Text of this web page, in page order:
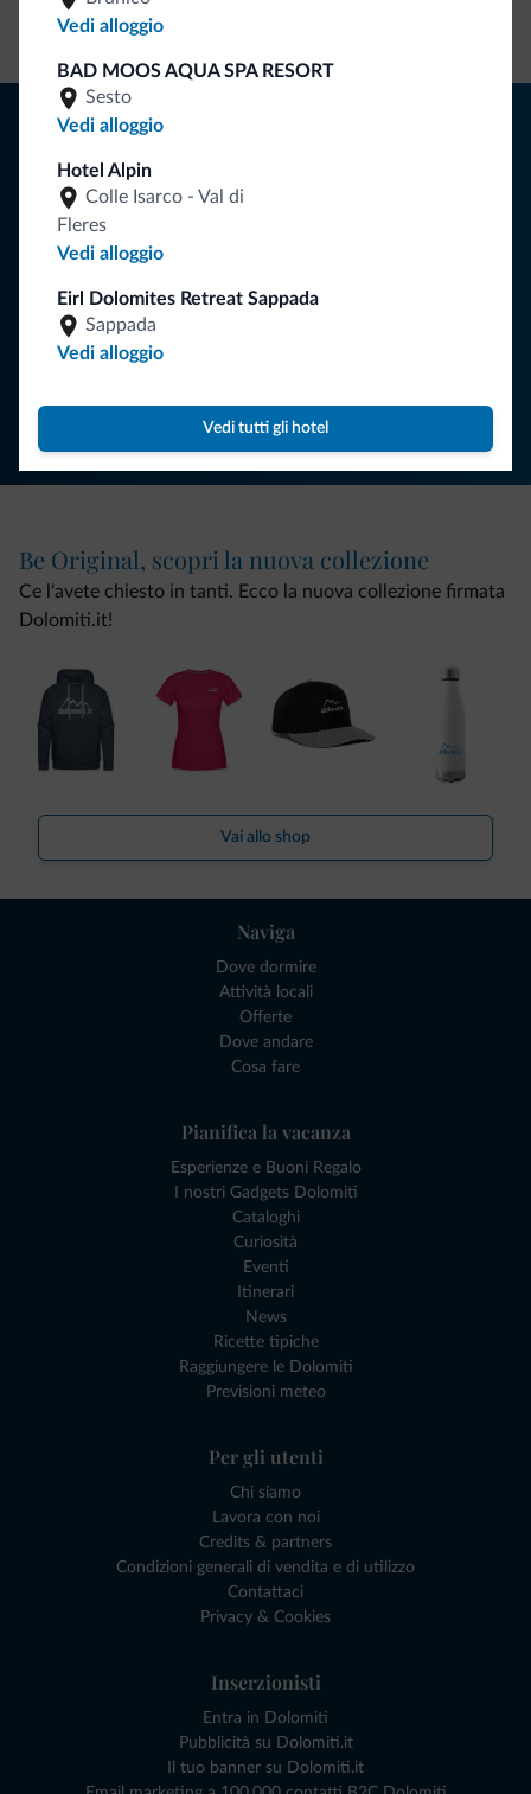
Vedi alloggio
BAD MOOS AQUA SPA RESORT
Sesto
Vedi alloggio
Hotel Alpin
Colle Isarco - Val di
Fleres
Vedi alloggio
Eirl Dolomites Retreat Sappada
Sappada
Vedi alloggio
Vedi tutti gli hotel
diretto
Consigli dalle Dolomiti
Riceverai informazioni, offerte esclusive e news per la tua
vacanza nelle Dolomiti.
ISCRIVITI ALLA NEWSLETTER
Be Original, scopri la nuova collezione
Ce l'avete chiesto in tanti. Ecco la nuova collezione firmata
Dolomiti.it!
Vai allo shop
Naviga
Dove dormire
Attività locali
Offerte
Dove andare
Cosa fare
Pianifica la vacanza
Esperienze e Buoni Regalo
I nostri Gadgets Dolomiti
Cataloghi
Curiosità
Eventi
Itinerari
News
Ricette tipiche
Raggiungere le Dolomiti
Previsioni meteo
Per gli utenti
Chi siamo
Lavora con noi
Credits & partners
Condizioni generali di vendita e di utilizzo
Contattaci
Privacy & Cookies
Inserzionisti
Entra in Dolomiti
Pubblicità su Dolomiti.it
Il tuo banner su Dolomiti.it